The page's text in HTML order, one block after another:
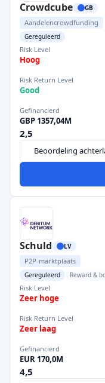
Crowdcube GB
Aandelencrowdfunding
Gereguleerd
Risk Level
Hoog
Risk Return Level
Good
Gefinancierd
GBP 1357,04M
2,5
Beoordeling
Schuld LV
P2P-marktplaats
Gereguleerd Reward &
Risk Level
Zeer hoge
Risk Return Level
Zeer laag
Gefinancierd
EUR 170,0M
4,5